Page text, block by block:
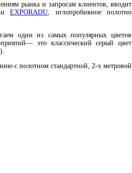
рынка и запросам клиентов, вводит
EXPORADU , иглопробивное полотно
один из самых популярных цветов
это классический серый цвет
с полотном стандартной, 2-х метровой